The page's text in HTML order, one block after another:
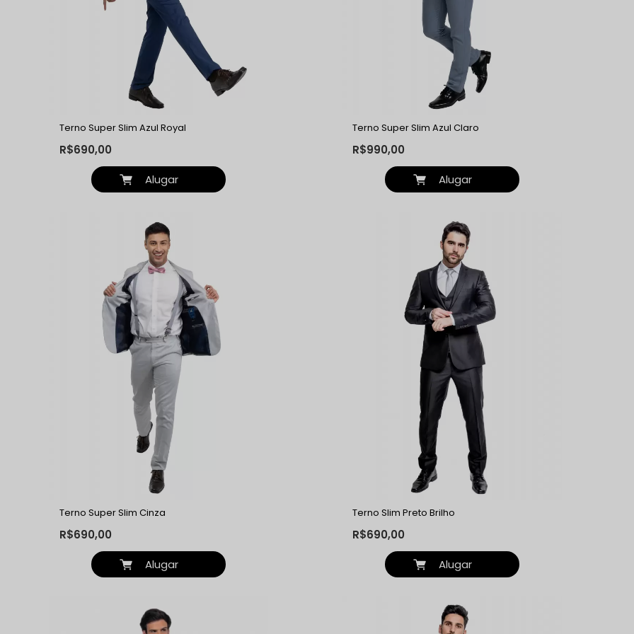
Terno Super Slim Azul Royal
R$690,00
Alugar
Terno Super Slim Azul Claro
R$990,00
Alugar
Terno Super Slim Cinza
R$690,00
Alugar
Terno Slim Preto Brilho
R$690,00
Alugar